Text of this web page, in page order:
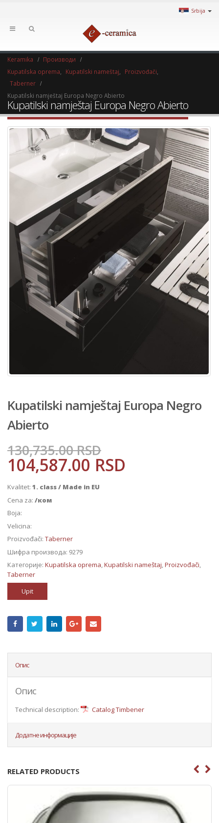
Srbija
Keramika
Производи
Kupatilska oprema
Kupatilski nameštaj Proizvođači
Taberner
Kupatilski namještaj Europa Negro Abierto
Kupatilski namještaj Europa Negro Abierto
Kupatilski namještaj Europa Negro
Abierto
130,735.00RSD
104,587.00 RSD
Kvalitet: 1. class / Made in EU
Cena za: /ком
Boja:
Velicina:
Proizvođači: Taberner
Шифра производа: 9279
Категорије: Kupatilska oprema,Kupatilski nameštaj,Proizvođači,
Taberner
Upit
Опис
Опис
Technical description: Catalog Timbener
Додатне информације
RELATED PRODUCTS